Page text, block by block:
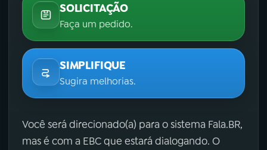
SOLICITAÇÃO
Faça um pedido.
SIMPLIFIQUE
Sugira melhorias.
Você será direcionado(a) para o sistema Fala.BR,
mas é com a EBC que estará dialogando. O